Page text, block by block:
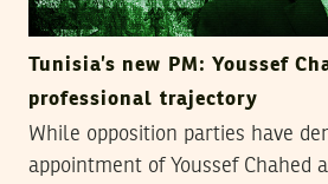
Tunisia’s new PM: Youssef
professional trajectory
While opposition parties have
appointment of Youssef Chahed